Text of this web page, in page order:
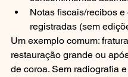
Notas fiscais/recibos e
registradas (sem
Um exemplo comum:
restauração grande ou
de coroa. Sem radiografia